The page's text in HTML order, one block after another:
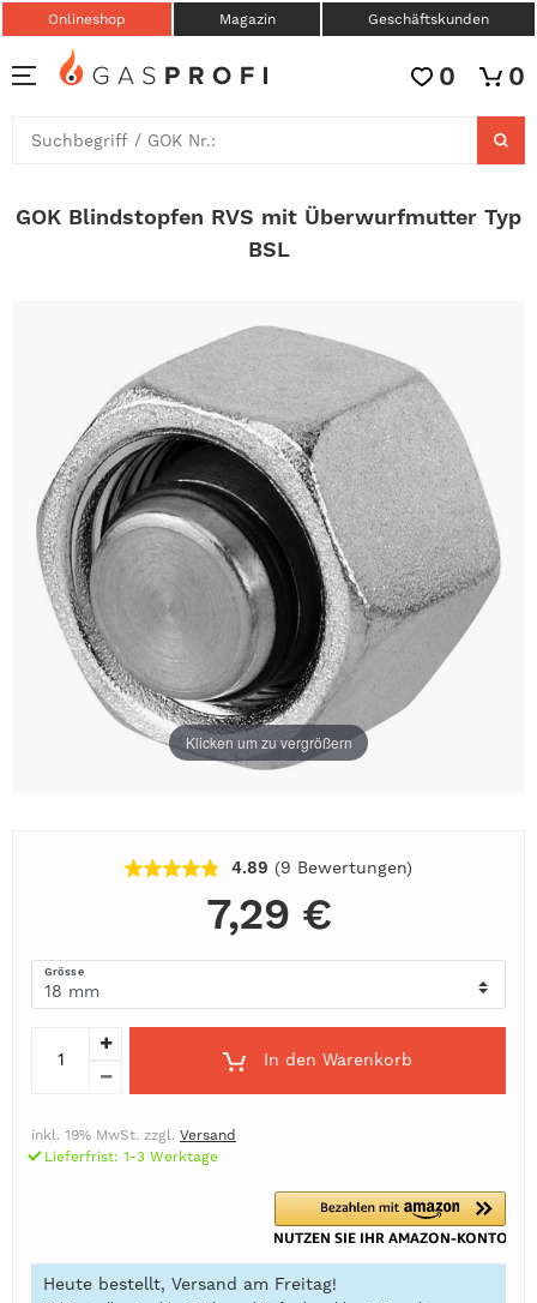
Onlineshop Magazin Geschäftskunden
0 0
GOK Blindstopfen RVS mit Überwurfmutter Typ
BSL
Klicken um zu vergrößern
4.89 (9 Bewertungen)
7,29 €
Grösse
In den Warenkorb
inkl. 19% MwSt. zzgl. Versand
Lieferfrist: 1-3 Werktage
Heute bestellt, Versand am Freitag!